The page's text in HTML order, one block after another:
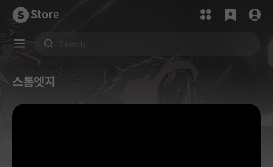
Store
스톰엣지